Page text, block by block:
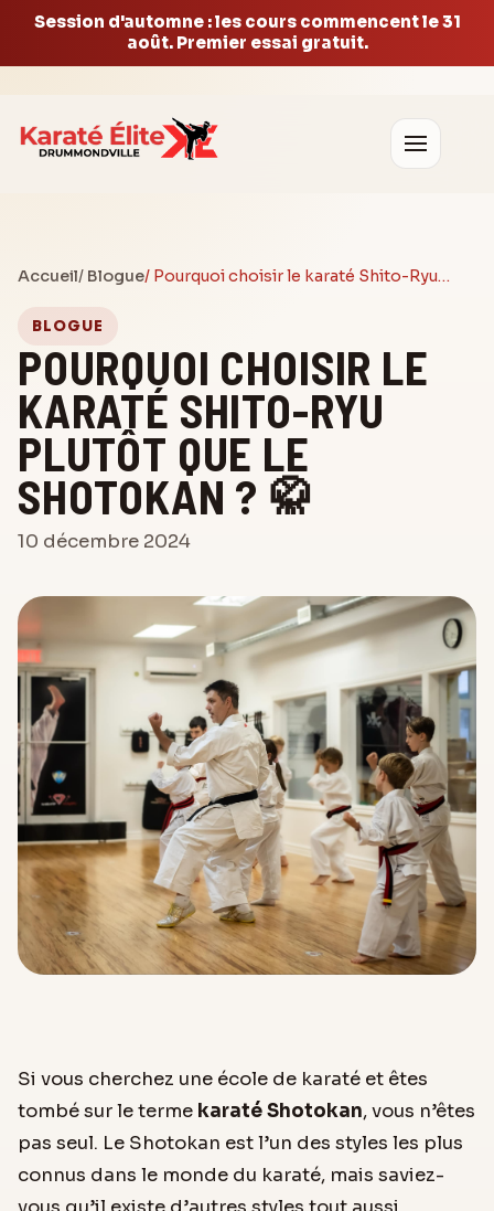
Session d'automne : les cours commencent le 31
août. Premier essai gratuit.
Accueil/ Blogue/ Pourquoi choisir le karaté Shito-Ryu…
BLOGUE
POURQUOI CHOISIR LE
KARATÉ SHITO-RYU
PLUTÔT QUE LE
SHOTOKAN ? 🥋
10 décembre 2024
Si vous cherchez une école de karaté et êtes
tombé sur le terme karaté Shotokan, vous n’êtes
pas seul. Le Shotokan est l’un des styles les plus
connus dans le monde du karaté, mais saviez-